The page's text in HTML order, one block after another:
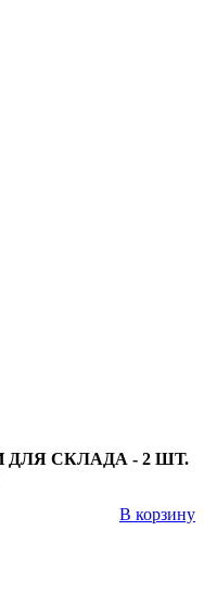
СКЛАДА - 2 ШТ.
В корзину